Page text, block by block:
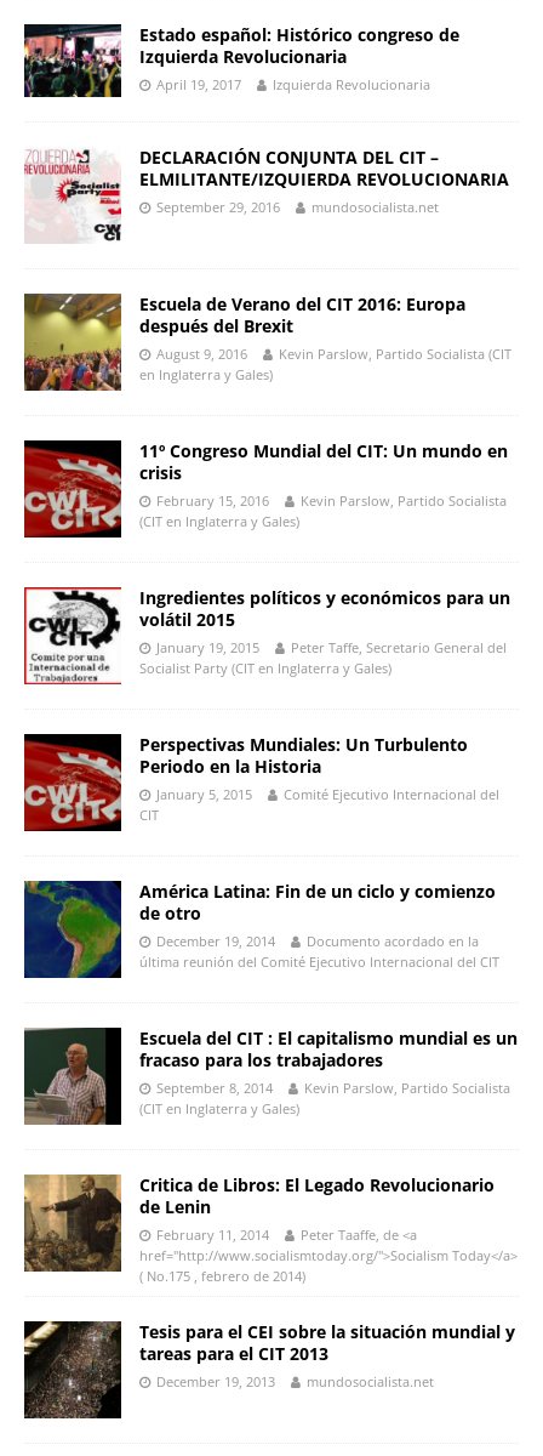
Estado español: Histórico congreso de
Izquierda Revolucionaria
April 19, 2017 Izquierda Revolucionaria
DECLARACIÓN CONJUNTA DEL CIT –
ELMILITANTE/IZQUIERDA REVOLUCIONARIA
September 29, 2016 mundosocialista.net
Escuela de Verano del CIT 2016: Europa
después del Brexit
August 9, 2016
Kevin Parslow, Partido Socialista (CIT
en Inglaterra y Gales)
11º Congreso Mundial del CIT: Un mundo en
crisis
February 15, 2016
Kevin Parslow, Partido Socialista
(CIT en Inglaterra y Gales)
Ingredientes políticos y económicos para un
volátil 2015
January 19, 2015
Peter Taffe, Secretario General del
Socialist Party (CIT en Inglaterra y Gales)
Perspectivas Mundiales: Un Turbulento
Periodo en la Historia
January 5, 2015
Comité Ejecutivo Internacional del
CIT
América Latina: Fin de un ciclo y comienzo
de otro
December 19, 2014
Documento acordado en la
última reunión del Comité Ejecutivo Internacional del CIT
Escuela del CIT : El capitalismo mundial es un
fracaso para los trabajadores
September 8, 2014
Kevin Parslow, Partido Socialista
(CIT en Inglaterra y Gales)
Critica de Libros: El Legado Revolucionario
de Lenin
February 11, 2014
Peter Taaffe, de <a
href="http://www.socialismtoday.org/">Socialism Today</a>
( No.175 , febrero de 2014)
Tesis para el CEI sobre la situación mundial y
tareas para el CIT 2013
December 19, 2013 mundosocialista.net